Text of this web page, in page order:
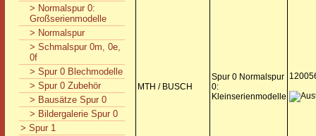
> Normalspur 0:
Großserienmodelle
> Normalspur
> Schmalspur 0m, 0e,
0f
> Spur 0 Blechmodelle
> Spur 0 Zubehör
> Bausätze Spur 0
> Bildergalerie Spur 0
> Spur 1
MTH / BUSCH
Spur 0 Normalspur
0:
Kleinserienmodelle